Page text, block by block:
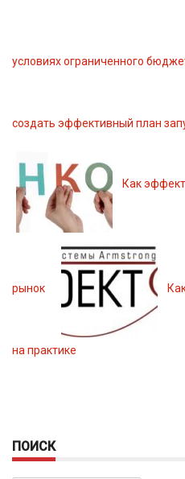
условиях ограниченного
создать эффективный план
Как
рынок
на практике
ПОИСК